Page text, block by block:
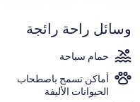
وسائل راحة رائجة
حمام سباحة
أماكن تسمح باصطحاب
الحيوانات الأليفة